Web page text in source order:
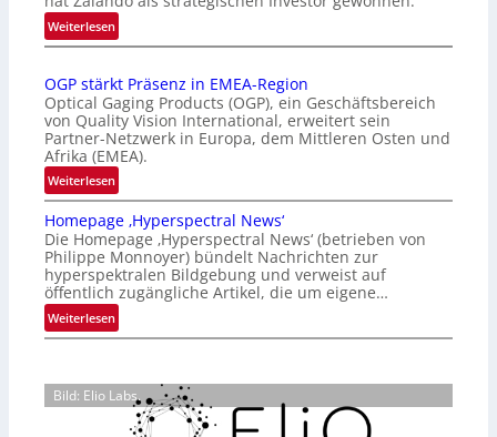
e
r
n
t
i
o
n
l
V
i
s
i
o
n
N
g
h
Weiterlesen:
Z
l
a
n
d
o
b
e
t
e
i
i
g
s
i
OGP stärkt Präsenz in EMEA-Region
Optical Gaging Products (OGP), ein Geschäftsbereich
von Quality Vision International, erweitert sein
Partner-Netzwerk in Europa, dem Mittleren Osten und
Afrika (EMEA).
Weiterlesen:
O
G
P
s
t
ä
r
P
r
Homepage ‚Hyperspectral News‘
Die Homepage ‚Hyperspectral News‘ (betrieben von
Philippe Monnoyer) bündelt Nachrichten zur
hyperspektralen Bildgebung und verweist auf
öffentlich zugängliche Artikel, die um eigene…
Weiterlesen:
H
e
Bild: Elio Labs.